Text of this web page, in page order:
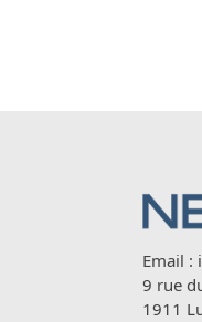
Email :
9 rue
1911